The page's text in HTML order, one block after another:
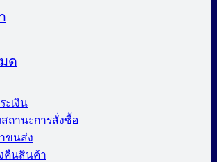
ด
ะเงิน
ถานะการสั่งซื้อ
ขนส่ง
คืนสินค้า